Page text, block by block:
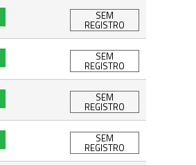
SEM
REGISTRO
SEM
REGISTRO
SEM
REGISTRO
SEM
REGISTRO